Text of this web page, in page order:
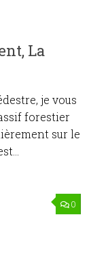
La
je vous
forestier
sur le
0